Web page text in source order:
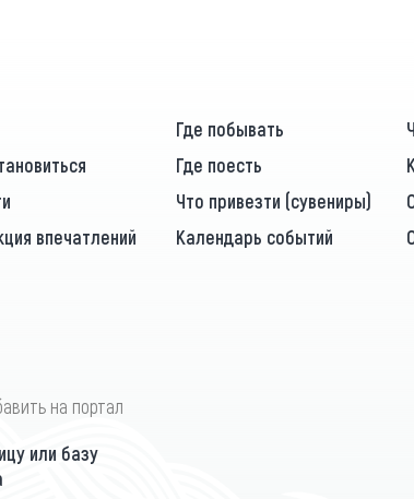
Где побывать
Где поесть
Что привезти (сувениры)
впечатлений
Календарь событий
на портал
или базу